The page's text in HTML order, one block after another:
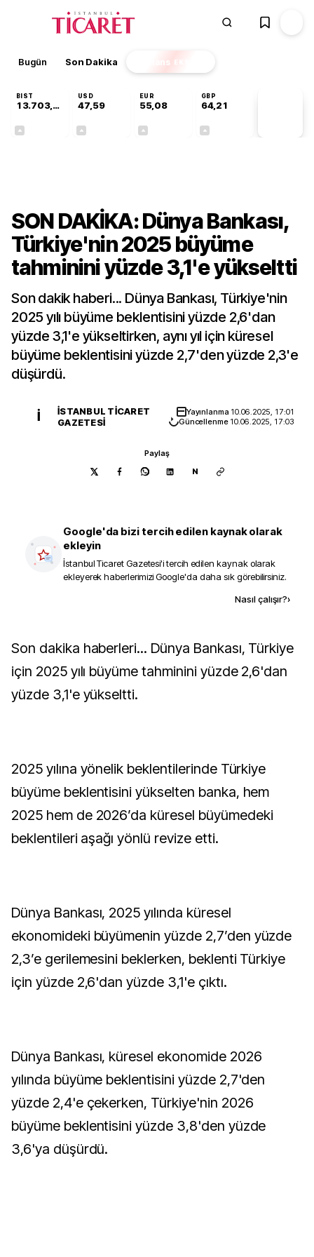
Bugün Son Dakika Finans EKSTRA
BIST
13.703,13
USD
47,59
EUR
55,08
GBP
64,21
SON DAKİKA: Dünya Bankası,
Türkiye'nin 2025 büyüme
tahminini yüzde 3,1'e yükseltti
Son dakik haberi... Dünya Bankası, Türkiye'nin
2025 yılı büyüme beklentisini yüzde 2,6'dan
yüzde 3,1'e yükseltirken, aynı yıl için küresel
büyüme beklentisini yüzde 2,7'den yüzde 2,3'e
düşürdü.
İ
İSTANBUL TICARET
GAZETESI
Yayınlanma 10.06.2025, 17:01
Güncellenme 10.06.2025, 17:03
Paylaş
N
Google'da bizi tercih edilen kaynak olarak
ekleyin
İstanbul Ticaret Gazetesi'i tercih edilen kaynak olarak
ekleyerek haberlerimizi Google'da daha sık görebilirsiniz.
Nasıl çalışır?›
Son dakika haberleri... Dünya Bankası, Türkiye
için 2025 yılı büyüme tahminini yüzde 2,6'dan
yüzde 3,1'e yükseltti.
2025 yılına yönelik beklentilerinde Türkiye
büyüme beklentisini yükselten banka, hem
2025 hem de 2026’da küresel büyümedeki
beklentileri aşağı yönlü revize etti.
Dünya Bankası, 2025 yılında küresel
ekonomideki büyümenin yüzde 2,7’den yüzde
2,3’e gerilemesini beklerken, beklenti Türkiye
için yüzde 2,6'dan yüzde 3,1'e çıktı.
Dünya Bankası, küresel ekonomide 2026
yılında büyüme beklentisini yüzde 2,7'den
yüzde 2,4'e çekerken, Türkiye'nin 2026
büyüme beklentisini yüzde 3,8'den yüzde
3,6'ya düşürdü.